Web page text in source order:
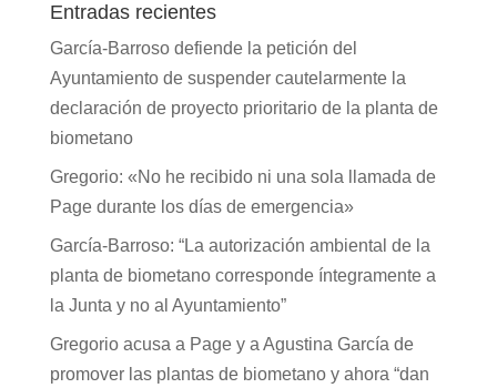
Entradas recientes
García-Barroso defiende la petición del
Ayuntamiento de suspender cautelarmente la
declaración de proyecto prioritario de la planta de
biometano
Gregorio: «No he recibido ni una sola llamada de
Page durante los días de emergencia»
García-Barroso: “La autorización ambiental de la
planta de biometano corresponde íntegramente a
la Junta y no al Ayuntamiento”
Gregorio acusa a Page y a Agustina García de
promover las plantas de biometano y ahora “dan